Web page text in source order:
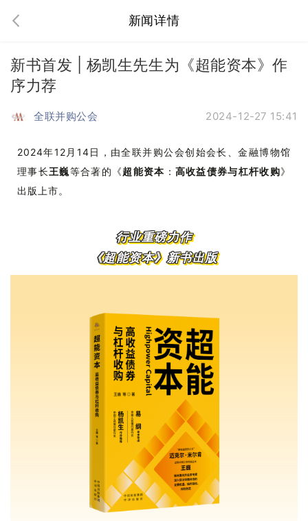
新闻详情
新书首发 | 杨凯生先生为《超能资本》作
序力荐
全联并购公会 2024-12-27 15:41
2024年12月14日，由全联并购公会创始会长、金融博物馆
理事长王巍等合著的《超能资本 ： 高收益债券与杠杆收购》
出版上市。
行业重磅力作
《超能资本》新书出版